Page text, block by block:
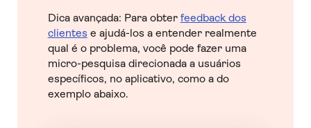
Dica avançada: Para obter feedback dos
clientes e ajudá-los a entender realmente
qual é o problema, você pode fazer uma
micro-pesquisa direcionada a usuários
específicos, no aplicativo, como a do
exemplo abaixo.